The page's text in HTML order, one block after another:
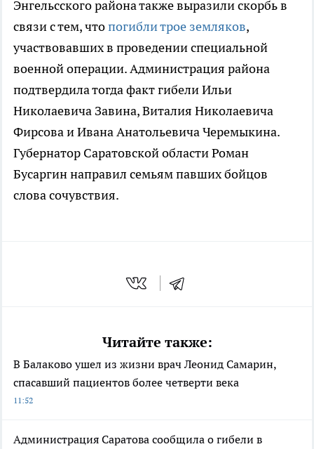
Энгельсского района также выразили скорбь в
связи с тем, чтопогибли трое земляков,
участвовавших в проведении специальной
военной операции. Администрация района
подтвердила тогда факт гибели Ильи
Николаевича Завина, Виталия Николаевича
Фирсова и Ивана Анатольевича Черемыкина.
Губернатор Саратовской области Роман
Бусаргин направил семьям павших бойцов
слова сочувствия.
Читайте также:
В Балаково ушел из жизни врач Леонид Самарин,
спасавший пациентов более четверти века
11:52
Администрация Саратова сообщила о гибели в